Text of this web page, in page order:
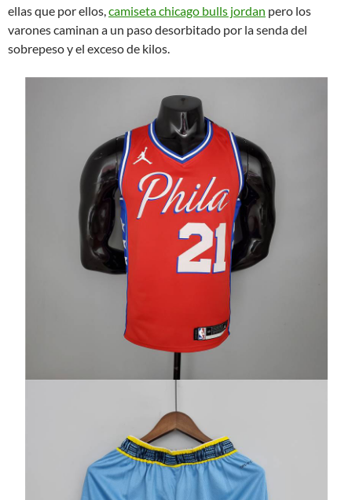
ellas que por ellos,camiseta chicago bulls jordan pero los
varones caminan a un paso desorbitado por la senda del
sobrepeso y el exceso de kilos.